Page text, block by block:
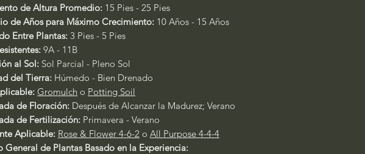
de Altura Promedio: 15 Pies - 25 Pies
de Años para Máximo Crecimiento: 10 Años - 15 Años
Entre Plantas: 3 Pies - 5 Pies
9A - 11B
al Sol: Sol Parcial - Pleno Sol
del Tierra: Húmedo - Bien Drenado
Gromulch o Potting Soil
de Floración: Después de Alcanzar la Madurez; Verano
de Fertilización: Primavera - Verano
Aplicable: Rose & Flower 4-6-2 o All Purpose 4-4-4
General de Plantas Basado en la Experiencia: